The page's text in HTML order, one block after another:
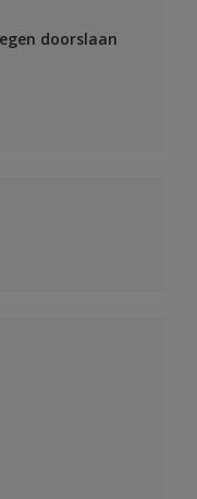
doorslaan